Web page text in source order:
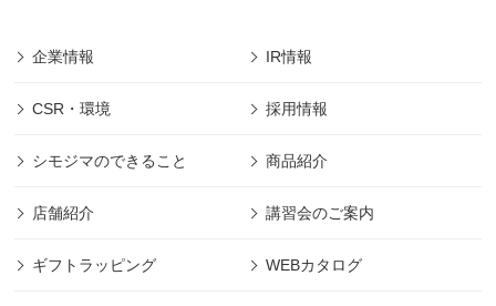
企業情報 IR情報
CSR・環境 採用情報
シモジマのできること 商品紹介
店舗紹介 講習会のご案内
ギフトラッピング WEBカタログ